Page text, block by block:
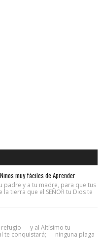
muy fáciles de Aprender
padre y a tu madre, para que tus
tierra que el SEÑOR tu Dios te
refugio y al Altísimo tu
te conquistará; ninguna plaga